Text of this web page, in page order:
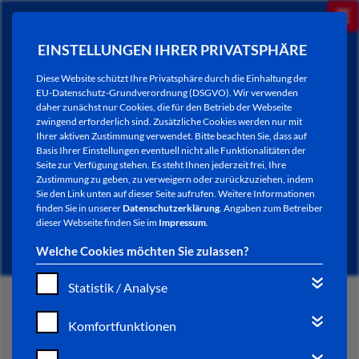
EINSTELLUNGEN IHRER PRIVATSPHÄRE
Diese Website schützt Ihre Privatsphäre durch die Einhaltung der
EU-Datenschutz-Grundverordnung (DSGVO). Wir verwenden
daher zunächst nur Cookies, die für den Betrieb der Webseite
zwingend erforderlich sind. Zusätzliche Cookies werden nur mit
Ihrer aktiven Zustimmung verwendet. Bitte beachten Sie, dass auf
Basis Ihrer Einstellungen eventuell nicht alle Funktionalitäten der
Seite zur Verfügung stehen. Es steht Ihnen jederzeit frei, Ihre
Zustimmung zu geben, zu verweigern oder zurückzuziehen, indem
Sie den Link unten auf dieser Seite aufrufen. Weitere Informationen
finden Sie in unsererDatenschutzerklärung. Angaben zum Betreiber
dieser Webseite finden Sie im Impressum.
Welche Cookies möchten Sie zulassen?
Statistik / Analyse
Komfortfunktionen
NEWSLETTER / CITY LETTER
START